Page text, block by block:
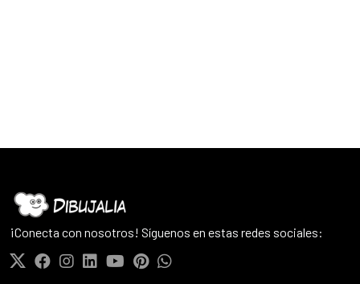
¡Conecta con nosotros! Síguenos en estas redes sociales: